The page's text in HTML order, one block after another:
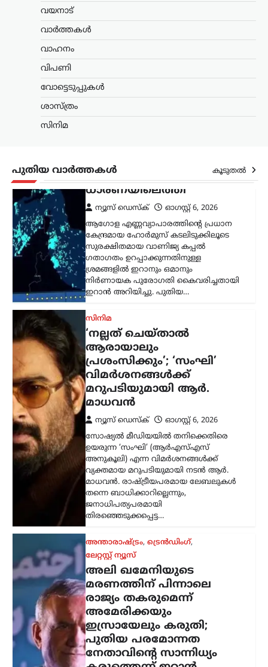
വയനാട്
വാർത്തകൾ
വാഹനം
വിപണി
വോട്ടെടുപ്പുകൾ
ശാസ്ത്രം
സിനിമ
പുതിയ വാർത്തകൾ കൂടുതൽ
ആഗോള എണ്ണവ്യാപാരത്തിന്റെ പ്രധാന
കേന്ദ്രമായ ഹോർമുസ് കടലിടുക്കിലൂടെ
ഗതാഗതം ഉറപ്പാക്കുന്നതിനുള്ള
നിർണായക പുരോഗതി കൈവരിച്ചതായി
ഇറാൻ അറിയിച്ചു. പുതിയ…
പ്രശംസിക്കും’; ‘സംഘി’
വിമർശനങ്ങൾക്ക്
മറുപടിയുമായി ആർ.
മാധവൻ
ന്യൂസ് ഡെസ്ക്
ഓഗസ്റ്റ്‌ 6, 2026
സോഷ്യൽ മീഡിയയിൽ തനിക്കെതിരെ
ഉയരുന്ന ‘സംഘി’ (ആർഎസ്എസ്
അനുകൂലി) എന്ന വിമർശനങ്ങൾക്ക്
വ്യക്തമായ മറുപടിയുമായി നടൻ ആർ.
മാധവൻ. രാഷ്ട്രീയപരമായ ലേബലുകൾ
തന്നെ ബാധിക്കാറില്ലെന്നും,
തിരഞ്ഞെടുക്കപ്പെട്ട…
അന്താരാഷ്ട്രം,ട്രെൻഡിംഗ്
ലേറ്റസ്റ്റ് ന്യൂസ്
അലി ഖമേനിയുടെ
മരണത്തിന് പിന്നാലെ
രാജ്യം തകരുമെന്ന്
അമേരിക്കയും
ഇസ്രായേലും കരുതി;
പുതിയ പരമോന്നത
നേതാവിന്റെ സാന്നിധ്യം
കരുത്തെന്ന് ഇറാൻ
പ്രസിഡന്റ്
ന്യൂസ് ഡെസ്ക്
ഓഗസ്റ്റ്‌ 6, 2026
ഇറാന്റെ പുതിയ പരമോന്നത നേതാവായ
മൊജ്തബ ഖമേനിയുമായി നേരിട്ട്
ആശയവിനിമയം നടത്തുന്നത് നിലവിൽ
ബുദ്ധിമുട്ടേറിയതാണെങ്കിലും,
അദ്ദേഹത്തിന്റെ നേതൃത്വം രാജ്യത്തിന്
വലിയ ആത്മവിശ്വാസവും കരുത്തും
പകരുന്നതായി പ്രസിഡന്റ് മസൂദ്…
കേരളം,ട്രെൻഡിംഗ്,ലേറ്റസ്റ്റ് ന്യൂസ്
സ്ത്രീയെ
കരിങ്കുപ്പായത്തിൽ
കുഴിച്ചുമൂടുന്ന പരിപാടി;